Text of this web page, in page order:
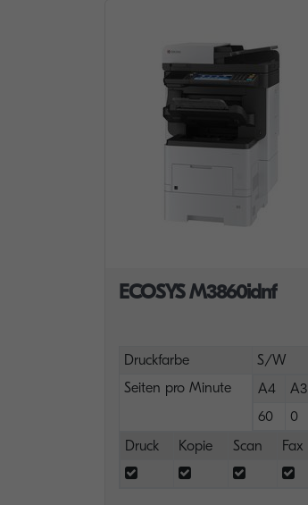
ECOSYS M3860idnf
Druckfarbe
S/W
Seiten pro Minute
A4
A3
60
0
Druck
Kopie Scan Fax